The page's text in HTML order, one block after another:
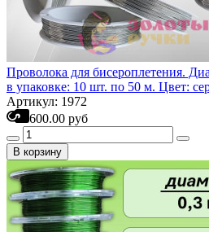
Проволока для бисероплетения.
в упаковке: 10 шт. по 50 м. Цвет:
Артикул: 1972
600.00 руб
В корзину